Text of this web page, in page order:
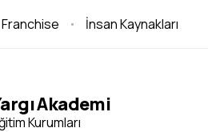
Franchise İnsan Kaynakları
Akademi
Kurumları